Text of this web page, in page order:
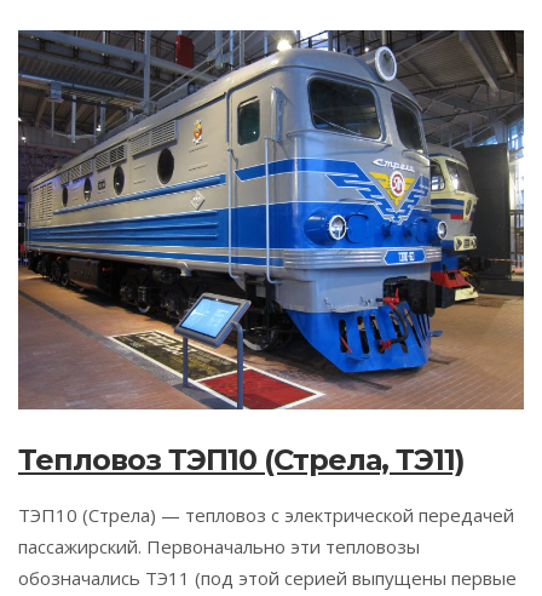
Тепловоз ТЭП10 (Стрела, ТЭ11)
ТЭП10 (Стрела) — тепловоз с электрической передачей
пассажирский. Первоначально эти тепловозы
обозначались ТЭ11 (под этой серией выпущены первые